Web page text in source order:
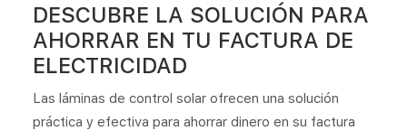
DESCUBRE LA SOLUCIÓN PARA
AHORRAR EN TU FACTURA DE
ELECTRICIDAD
Las láminas de control solar ofrecen una solución
práctica y efectiva para ahorrar dinero en su factura